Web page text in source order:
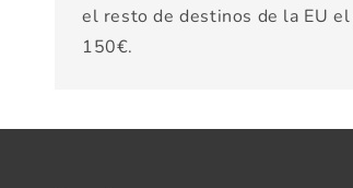
el resto de destinos de la EU
150€.